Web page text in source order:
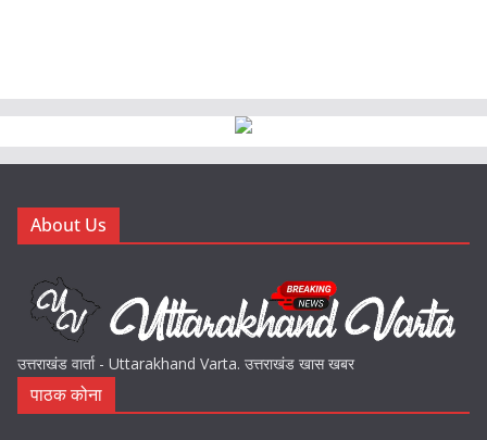
About Us
उत्तराखंड वार्ता - Uttarakhand Varta. उत्तराखंड खास खबर
पाठक कोना